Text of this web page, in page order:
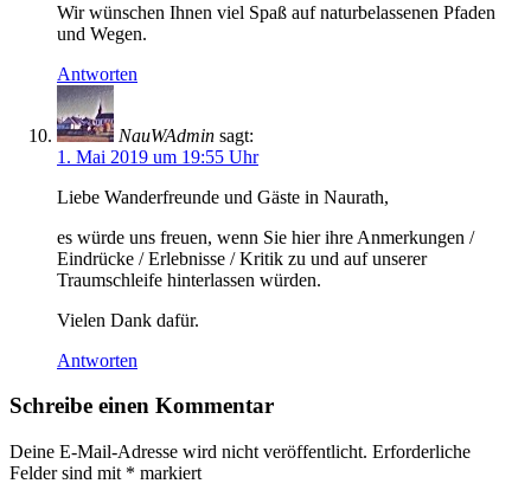
Wir wünschen Ihnen viel Spaß auf naturbelassenen Pfaden
und Wegen.
Antworten
NauWAdmin sagt:
1. Mai 2019 um 19:55 Uhr
Liebe Wanderfreunde und Gäste in Naurath,
es würde uns freuen, wenn Sie hier ihre Anmerkungen /
Eindrücke / Erlebnisse / Kritik zu und auf unserer
Traumschleife hinterlassen würden.
Vielen Dank dafür.
Antworten
Schreibe einen Kommentar
Deine E-Mail-Adresse wird nicht veröffentlicht. Erforderliche
Felder sind mit * markiert